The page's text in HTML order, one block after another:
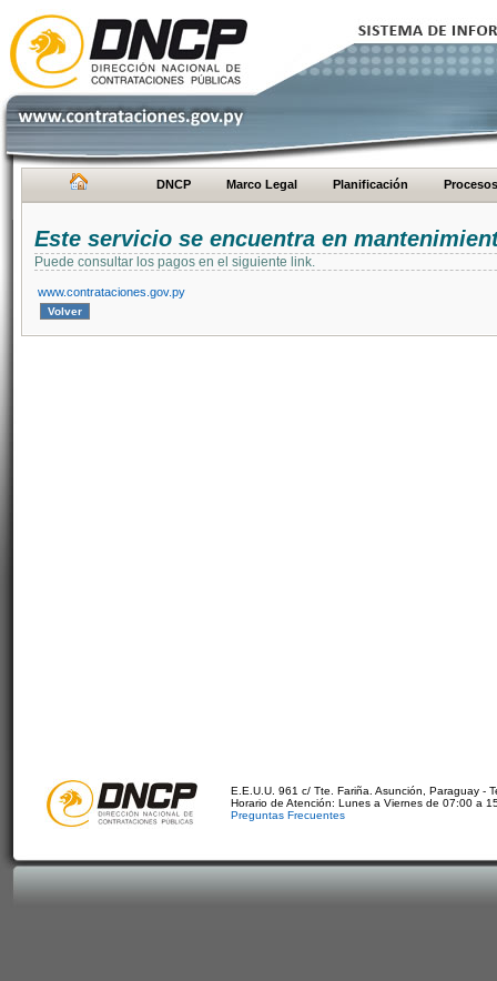
DNCP Marco Legal Planificación Procesos
Este servicio se encuentra en
Puede consultar los pagos en el siguiente link.
www.contrataciones.gov.py
E.E.U.U. 961 c/ Tte. Fariña. Asunción, Paraguay -
Horario de Atención: Lunes a Viernes de 07:00 a
Preguntas Frecuentes